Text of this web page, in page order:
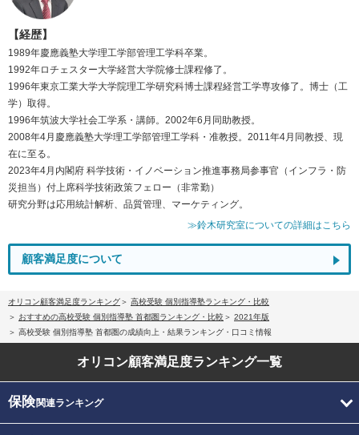
【経歴】
1989年慶應義塾大学理工学部管理工学科卒業。
1992年ロチェスター大学経営大学院修士課程修了。
1996年東京工業大学大学院理工学研究科博士課程経営工学専攻修了。博士（工
学）取得。
1996年筑波大学社会工学系・講師。2002年6月同助教授。
2008年4月慶應義塾大学理工学部管理工学科・准教授。2011年4月同教授、現
在に至る。
2023年4月内閣府 科学技術・イノベーション推進事務局参事官（インフラ・防
災担当）付上席科学技術政策フェロー（非常勤）
研究分野は応用統計解析、品質管理、マーケティング。
≫鈴木研究室についての詳細はこちら
顧客満足度について
オリコン顧客満足度ランキング
高校受験 個別指導塾ランキング・比較
おすすめの高校受験 個別指導塾 首都圏ランキング・比較
2021年版
高校受験 個別指導塾 首都圏の成績向上・結果ランキング・口コミ情報
オリコン顧客満足度ランキング一覧
保険関連ランキング